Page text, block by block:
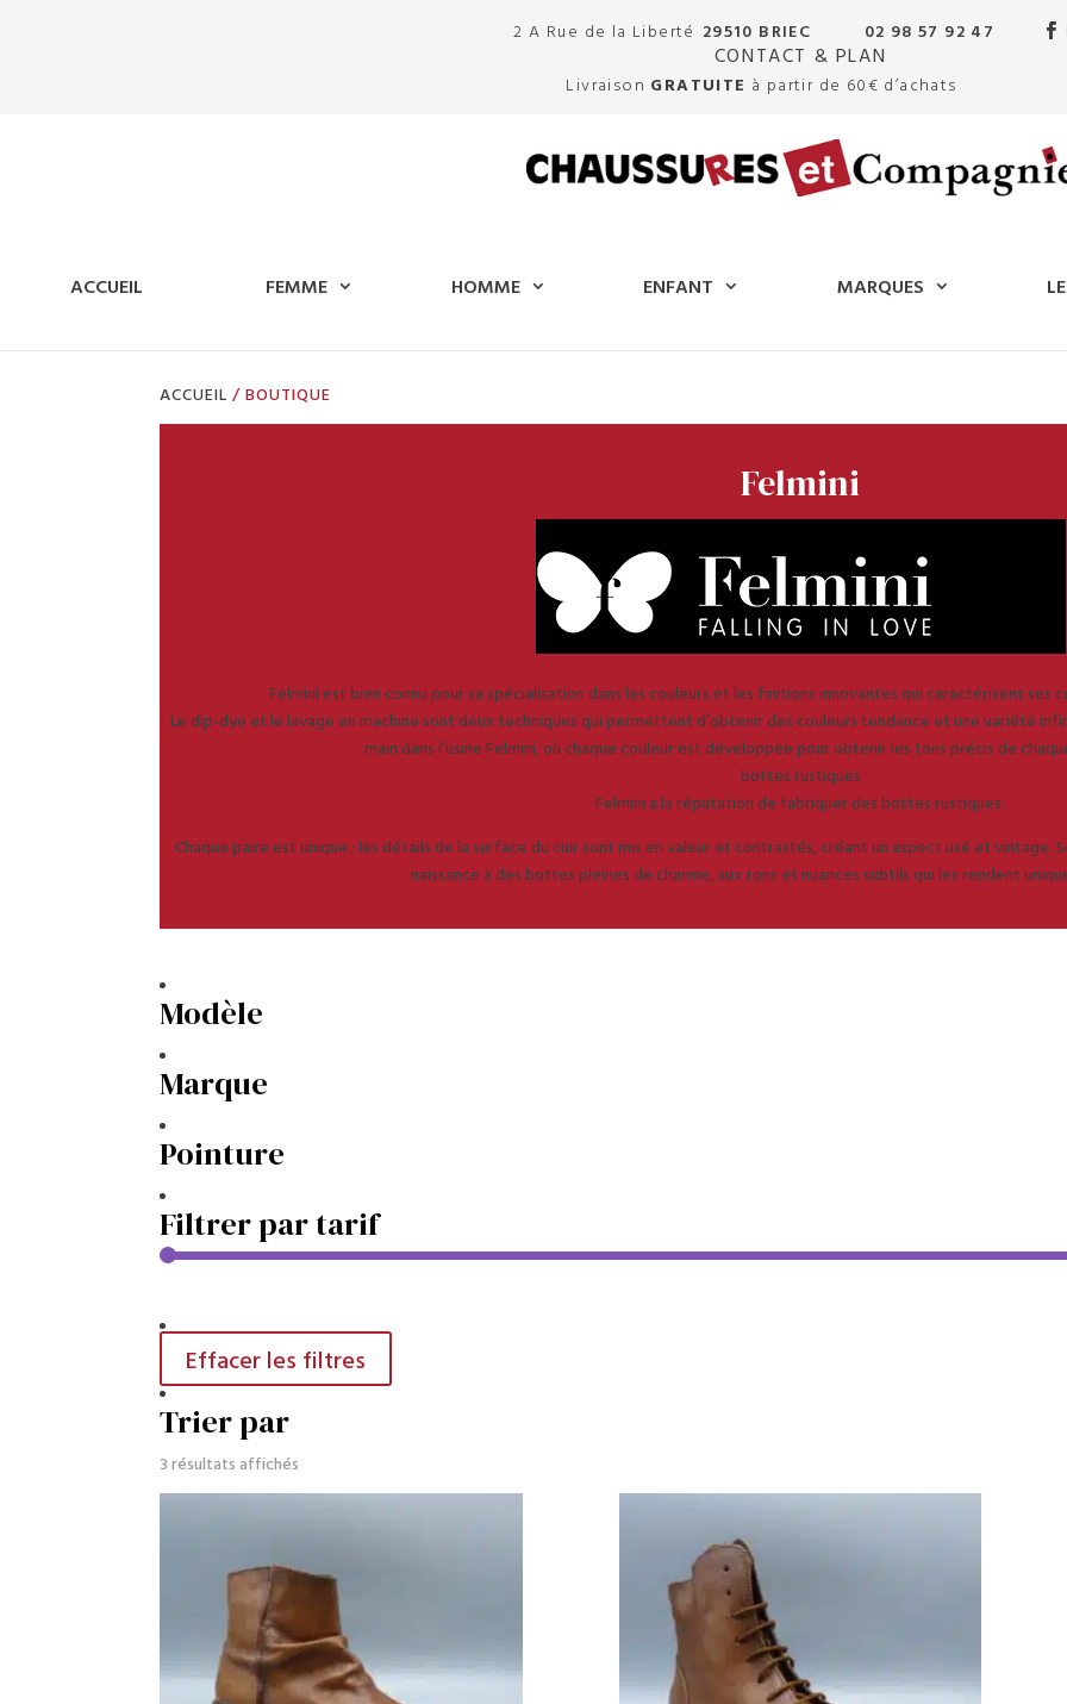
2 A Rue de la Liberté 29510 BRIEC 02 98 57 92 47
Livraison GRATUITE à partir de 60€ d’achats
CONTACT & PLAN
ACCUEIL FEMME HOMME ENFANT MARQUES
ACCUEIL / BOUTIQUE
Felmini
Felmini est bien connu pour sa spécialisation dans les couleurs et les finitions innovantes qui caractérisent ses
Le dip-dye et le lavage en machine sont deux techniques qui permettent d’obtenir des couleurs tendance et une variété
main dans l’usine Felmini, où chaque couleur est développée pour obtenir les tons précis de
bottes rustiques
Felmini a la réputation de fabriquer des bottes rustiques.
Chaque paire est unique ; les détails de la surface du cuir sont mis en valeur et contrastés, créant un aspect usé et vintage.
naissance à des bottes pleines de charme, aux tons et nuances subtils qui les rendent
Modèle
Marque
Pointure
Filtrer par tarif
Effacer les filtres
Trier par
3 résultats affichés
du
au
ancien